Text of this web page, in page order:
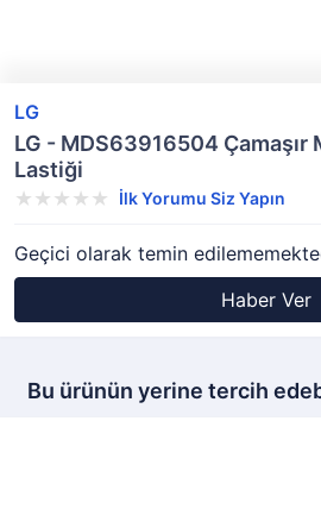
LG
LG - MDS63916504 Çamaşır
Lastiği
İlk Yorumu Siz Yapın
Geçici olarak temin
Haber Ver
Bu ürünün yerine tercih